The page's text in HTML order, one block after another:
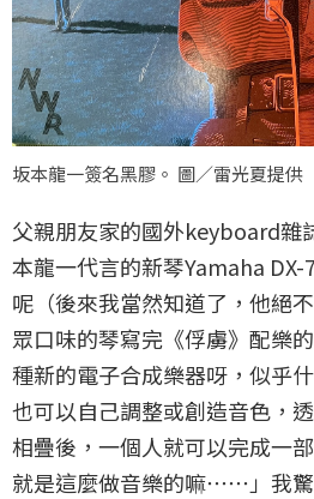
坂本龍一簽名黑膠。 圖／雷光夏提供
父親朋友家的國外keyboard雜
本龍一代言的新琴Yamaha
呢（後來我當然知道了，他絕
眾口味的琴寫完《俘虜》配樂
種新的電子合成樂器呀，似乎
也可以自己調整或創造音色，
相疊後，一個人就可以完成一
就是這麼做音樂的嘛⋯⋯」我驚